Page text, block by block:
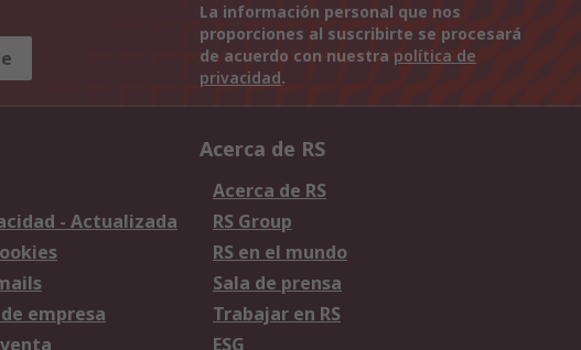
La información personal que nos
proporciones al suscribirte se procesará
de acuerdo con nuestra política de
privacidad.
- Actualizada
empresa
Acerca de RS
Acerca de RS
RS Group
RS en el mundo
Sala de prensa
Trabajar en RS
ESG